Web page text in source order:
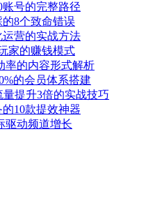
号的完整路径
8个致命错误
营的实战方法
家的赚钱模式
率的内容形式解析
的会员体系搭建
提升3倍的实战技巧
的10款提效神器
驱动频道增长